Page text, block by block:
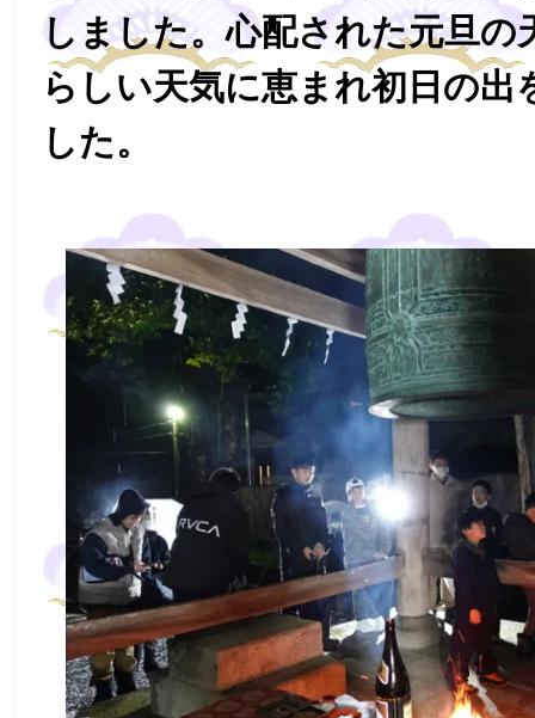
しました。心配された元旦の
らしい天気に恵まれ初日の出
した。